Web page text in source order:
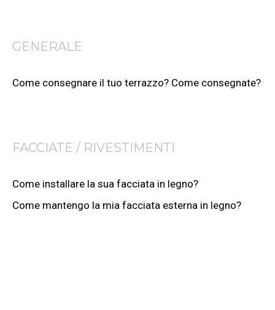
GENERALE
Come consegnare il tuo terrazzo? Come consegnate?
FACCIATE / RIVESTIMENTI
Come installare la sua facciata in legno?
Come mantengo la mia facciata esterna in legno?